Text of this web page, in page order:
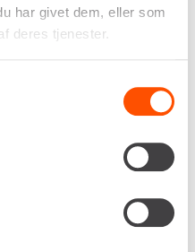
har givet dem, eller som
deres tjenester.
Gyldigt CVR-
– lej et stabilt
af